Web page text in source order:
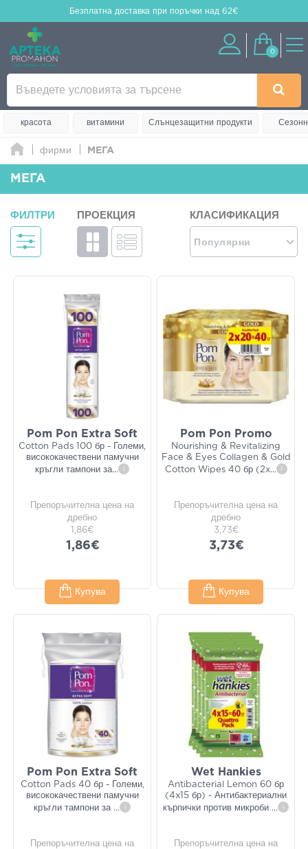
Безплатна доставка при поръчки над 62€
0
красота витамини Слънцезащитни продукти
фирми ΜΕΓΑ
ΜΕΓΑ
ФИЛТРИ ПРОЕКЦИЯ КЛАСИФИКАЦИЯ
Популярни
Pom Pon Extra Soft
Cotton Pads 100 бр - Големи,
висококачествени памучни
кръгли тампони за... i
Препоръчителна цена на
дребно
1,86€
1,86€
Купува
Pom Pon Promo
Nourishing & Revitalizing
Face & Eyes Collagen & Gold
Cotton Wipes 40 бр (2x... i
Препоръчителна цена на
дребно
3,73€
3,73€
Купува
Pom Pon Extra Soft
Cotton Pads 40 бр - Големи,
висококачествени памучни
кръгли тампони за ... i
Препоръчителна цена на
Wet Hankies
Antibacterial Lemon 60 бр
(4x15 бр) - Антибактериални
кърпички против микроби ... i
Препоръчителна цена на